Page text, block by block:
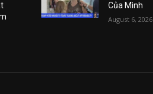
Của Mình
August 6, 2026